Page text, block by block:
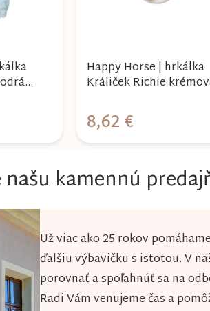
Happy Horse | hrkálka
Králiček Richie
8,62 €
kamennú
Už viac ako 25 rokov
ďalšiu výbavičku s istotou. V
porovnať a spoľahnúť sa na
Radi Vám venujeme čas a